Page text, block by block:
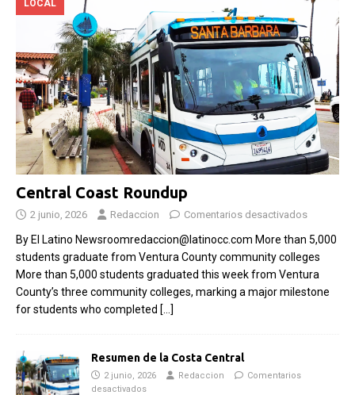
LOCAL
Central Coast Roundup
2 junio, 2026 Redaccion Comentarios desactivados
By El Latino Newsroomredaccion@latinocc.com More than 5,000
students graduate from Ventura County community colleges
More than 5,000 students graduated this week from Ventura
County’s three community colleges, marking a major milestone
for students who completed […]
Resumen de la Costa Central
2 junio, 2026 Redaccion
Comentarios
desactivados